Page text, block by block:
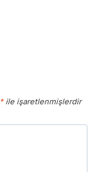
*ile işaretlenmişlerdir